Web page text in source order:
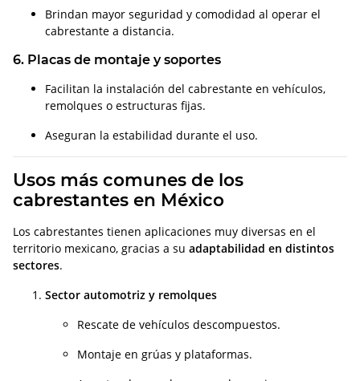
Brindan mayor seguridad y comodidad al operar el
cabrestante a distancia.
6. Placas de montaje y soportes
Facilitan la instalación del cabrestante en vehículos,
remolques o estructuras fijas.
Aseguran la estabilidad durante el uso.
Usos más comunes de los
cabrestantes en México
Los cabrestantes tienen aplicaciones muy diversas en el
territorio mexicano, gracias a su adaptabilidad en distintos
sectores.
Sector automotriz y remolques
Rescate de vehículos descompuestos.
Montaje en grúas y plataformas.